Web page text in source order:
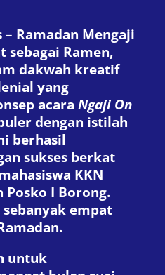
– Ramadan Mengaji
sebagai Ramen,
dakwah kreatif
yang
acara Ngaji On
dengan istilah
berhasil
sukses berkat
KKN
Posko I Borong.
empat
untuk